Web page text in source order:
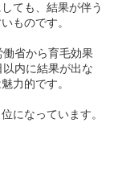
ても、結果が伴う
ものです。
省から育毛効果
内に結果が出な
力的です。
になっています。